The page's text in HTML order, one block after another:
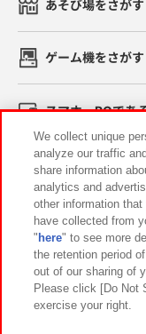
あそび場をさがす
ゲーム機をさがす
スマホ・PCであ
イベント・キャン
関連会社
プライバシーポリシー
お取引先さま
We collect unique
analyze our traffic
share information
analytics and
other information
have collected from
" here" to see more
the retention period
out of our sharing of
Please click [Do Not
exercise your right.